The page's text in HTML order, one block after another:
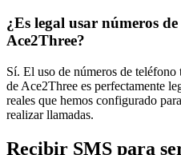
¿Es legal usar números
Ace2Three?
Sí. El uso de números de
de Ace2Three es perfectamente
reales que hemos configurado
realizar llamadas.
Recibir SMS para